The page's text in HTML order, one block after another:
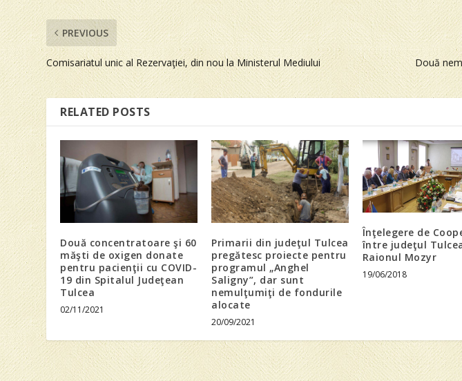
PREVIOUS
Comisariatul unic al Rezervaţiei, din nou la Ministerul Mediului
Două
RELATED POSTS
Două concentratoare şi 60
măşti de oxigen donate
pentru pacienţii cu COVID-
19 din Spitalul Judeţean
Tulcea
02/11/2021
Primarii din judeţul Tulcea
pregătesc proiecte pentru
programul „Anghel
Saligny”, dar sunt
nemulţumiţi de fondurile
alocate
20/09/2021
Înţelegere de
între judeţul
Raionul Mozyr
19/06/2018